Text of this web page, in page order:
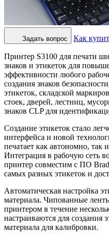
Задать вопрос Как
Принтер S3100 для печати
знаков и этикеток для
эффективности любого
создания знаков
этикеток, складской
стоек, дверей, лестниц,
знаков CLP для
Создание этикеток стало
интерфейса и новой
печатает как автономно,
Интеграция в рабочую сеть
принтер совместим с ПО
самых разных этикеток и
Автоматическая настройка
материала. Чипованные
принтером в течение
настраиваются для создания
материала для калибровки.